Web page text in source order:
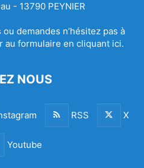
- 13790 PEYNIER
demandes n’hésitez pas à
au formulaire en cliquant ici.
NOUS
RSS X
Youtube